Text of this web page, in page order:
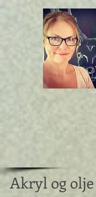
Jyttes Galley. Art for
sale. Online gallery.
Jyttes Galleri.
til salgs. Nettgalleri.
Jytte Kristin Eikenes.
Høyanger
Akryl og olje